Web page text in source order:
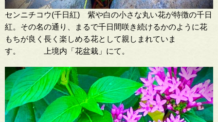
センニチコウ(千日紅) 紫や白の小さな丸い花が特徴の千日
紅。その名の通り、まるで千日間咲き続けるかのように花
もちが良く長く楽しめる花として親しまれていま
す。 上境内「花盆栽」にて。